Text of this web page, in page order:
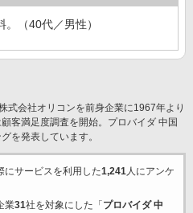
（40代／男性）
式会社オリコンを前身企業に1967年より
客満足度調査を開始。プロバイダ 中国
を発表しています。
にサービスを利用した1,241 人にアンケ
業31社を対象にした「プロバイダ 中